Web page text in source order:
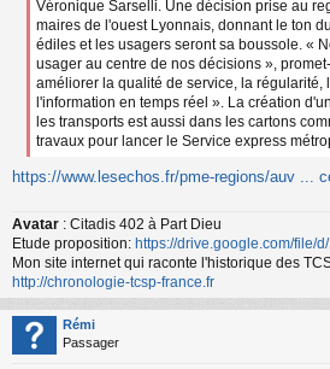
Véronique Sarselli. Une décision prise au
maires de l'ouest Lyonnais, donnant le ton
édiles et les usagers seront sa boussole. «
usager au centre de nos décisions »,
améliorer la qualité de service, la régularité,
l'information en temps réel ». La création
les transports est aussi dans les cartons
travaux pour lancer le Service express
https://www.lesechos.fr/pme-regions/auv ...
Avatar : Citadis 402 à Part Dieu
Etude proposition: https://drive.google.com/file/
Mon site internet qui raconte l'historique des
http://chronologie-tcsp-france.fr
Rémi
Passager